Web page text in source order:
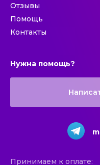
Отзывы
Помощь
Контакты
Нужна помощь?
Принимаем к оплате: